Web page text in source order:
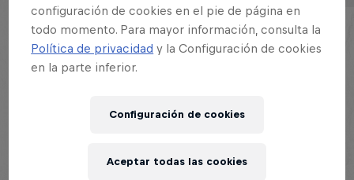
Resumen
récords, los 32 mejores raperos del país se
configuración de cookies en el pie de página en
todo momento. Para mayor información, consulta la
Política de privacidad y la Configuración de cookies
en la parte inferior.
Configuración de cookies
Aceptar todas las cookies